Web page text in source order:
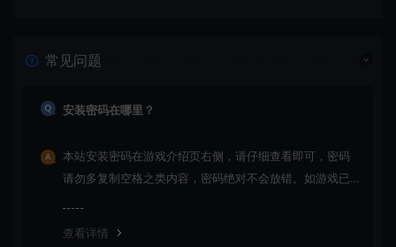
常见问题
安装密码在哪里？
本站安装密码在游戏介绍页右侧，请仔细查看即可，密码
请勿多复制空格之类内容，密码绝对不会放错。如游戏已
查看详情